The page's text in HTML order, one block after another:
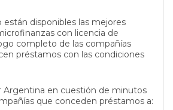
están disponibles las mejores
con licencia de
completo de las compañías
préstamos con las condiciones
Argentina en cuestión de minutos
que conceden préstamos a: